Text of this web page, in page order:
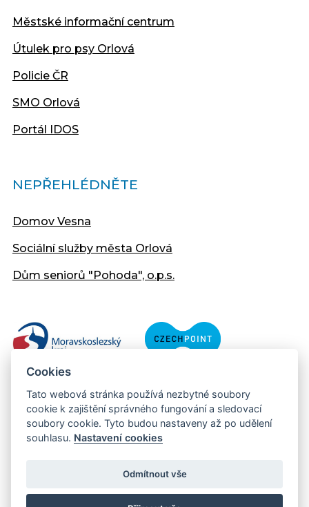
Městské informační centrum
Útulek pro psy Orlová
Policie ČR
SMO Orlová
Portál IDOS
NEPŘEHLÉDNĚTE
Domov Vesna
Sociální služby města Orlová
Dům seniorů "Pohoda", o.p.s.
Copyright © 2013 - 2026 Městský úřad Orlová
Cookies
Tato webová stránka používá nezbytné soubory
cookie k zajištění správného fungování a sledovací
soubory cookie. Tyto budou nastaveny až po udělení
souhlasu. Nastavení cookies
Odmítnout vše